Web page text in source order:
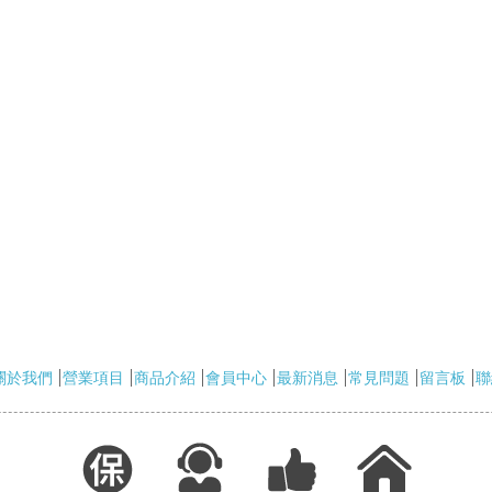
於我們 營業項目 商品介紹 會員中心 最新消息 常見問題 留言板